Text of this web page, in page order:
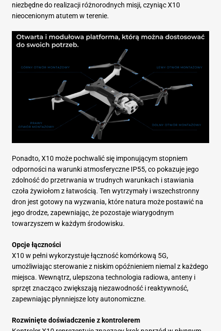
niezbędne do realizacji różnorodnych misji, czyniąc X10
nieocenionym atutem w terenie.
Ponadto, X10 może pochwalić się imponującym stopniem
odporności na warunki atmosferyczne IP55, co pokazuje jego
zdolność do przetrwania w trudnych warunkach i stawiania
czoła żywiołom z łatwością. Ten wytrzymały i wszechstronny
dron jest gotowy na wyzwania, które natura może postawić na
jego drodze, zapewniając, że pozostaje wiarygodnym
towarzyszem w każdym środowisku.
Opcje łączności
X10 w pełni wykorzystuje łączność komórkową 5G,
umożliwiając sterowanie z niskim opóźnieniem niemal z każdego
miejsca. Wewnątrz, ulepszona technologia radiowa, anteny i
sprzęt znacząco zwiększają niezawodność i reaktywność,
zapewniając płynniejsze loty autonomiczne.
Rozwinięte doświadczenie z kontrolerem